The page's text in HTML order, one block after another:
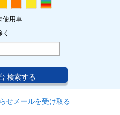
使用車
検索する
せメールを受け取る